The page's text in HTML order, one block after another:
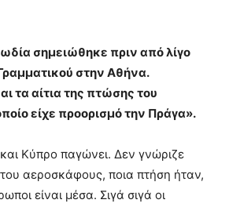
σημειώθηκε πριν από λίγο
στην Αθήνα.
τα αίτια της πτώσης του
είχε προορισμό την Πράγα».
Κύπρο παγώνει. Δεν γνώριζε
του αεροσκάφους, ποια πτήση ήταν,
είναι μέσα. Σιγά σιγά οι